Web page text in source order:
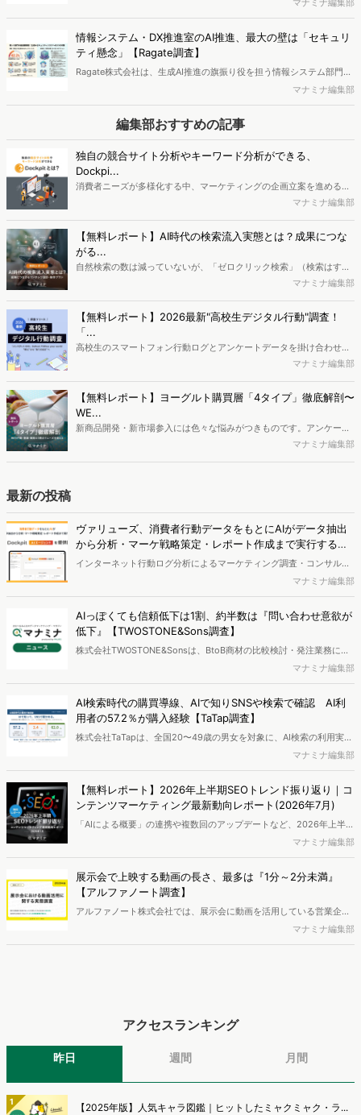
した。
マナミナ編集部
情報システム・DX推進室のAI推進、最大の壁は「セキュリ
ティ懸念」【Ragate調査】
Ragate株式会社は、生成AI推進の旗振り役を担う情報システム部門・
DX推進室所属の意思決定者を対象に「AI推進部門の課題実態調査」を
実施し、結果を公開しました。
マナミナ編集部
編集部おすすめの記事
独自の競合サイト分析やキーワード分析ができる、
Dockpi...
消費者ニーズが多様化する中、マーケティングの企画立案を進める上
で、競合分析や消費者分析の重要性がより高まっています。Web行動
データを活用し、Web上の消費者行動を起点とした競合サイト分析や
消費者分析が可能です。今回はDockpitならではの利便性の高い機能
や活用方法を解説します。
マナミナ編集部
【無料レポート】AI時代の検索流入実態とは？成果につな
がる...
自然検索の数は減っていないが、「ゼロクリック検索」（検索はする
がページには流入しない）の割合が増加しているのが、AI時代の検索
か、また、要因を理解した上で、成果に確実につながるコンテンツを
制作するにはどうするべきなのでしょうか。本レポートはこのような
疑問をお抱えのSEO・Webマーケティングご担当者様におすすめの内
容となっています。※本レポートは記事のフォームから無料でダウン
マナミナ編集部
【無料レポート】2026最新"高校生デジタル行動"調査！
「...
高校生のスマートフォン行動ログとアンケートデータを掛け合わせ、
最新の若年層（高校生）におけるデジタル行動実態やSNSの利用傾向
ち、スマートフォンを取り巻く環境が成熟するなか、新興SNSの台頭
により高校生のデジタルライフスタイルは新たな変化を見せていま
す。※資料は記事内の入力フォームより、ダウンロードいただけま
マナミナ編集部
【無料レポート】ヨーグルト購買層「4タイプ」徹底解剖〜
WE...
新商品開発・新市場参入には色々な悩みがつきものです。アンケート
調査を実施しても、購買実態が不透明、新商品の受容性も判断しきれ
ポートとなっています。※本レポートは記事のフォームから無料でダ
ウンロードできます。
マナミナ編集部
最新の投稿
ヴァリューズ、消費者行動データをもとにAIがデータ抽出
から分析・マーケ戦略策定・レポート作成まで実行する
「Dockpit AIエージェント」を提供開始
インターネット行動ログ分析によるマーケティング調査・コンサルテ
ィングサービスを提供する株式会社ヴァリューズは、国内最大規模
250万人のWeb行動ログデータを基盤としたマーケティングリサーチ
エンジン「Dockpit（ドックピット）」の新機能として、AIが市場分
析から仮説構築、レポート作成までを自律的にサポートする
「Dockpit AIエージェント」の提供を開始いたしました。
マナミナ編集部
AIっぽくても信頼低下は1割、約半数は『問い合わせ意欲が
低下』【TWOSTONE&Sons調査】
株式会社TWOSTONE&Sonsは、BtoB商材の比較検討・発注業務に携
わる担当者を対象に、コンテンツのAIっぽさに関する意識調査を実施
し、結果を公開しました。
マナミナ編集部
AI検索時代の購買導線、AIで知りSNSや検索で確認 AI利
用者の57.2％が購入経験【TaTap調査】
株式会社TaTapは、全国20〜49歳の男女を対象に、AI検索の利用実態
と、AIで知った商品をどこで確かめているかを調査し、結果を公開し
ました。
マナミナ編集部
【無料レポート】2026年上半期SEOトレンド振り返り｜コ
ンテンツマーケティング最新動向レポート(2026年7月)
「AIによる概要」の連携や複数回のアップデートなど、2026年上半期
のSEO領域には変化がありました。また生成AI利用は約1.6倍に伸長
し、最多のChatGPTを追う形でGeminiも15.1%へ拡大するなど、ユー
ザーの選択肢の多様化が進んでいます。WebマーケターやSEO担当者
必見の2026年上半期概要です。※本レポートは記事のフォームから無
料でDLできます。また、レポートをDLしていただいた方には特典も
ご用意しております。
マナミナ編集部
展示会で上映する動画の長さ、最多は『1分～2分未満』
【アルファノート調査】
アルファノート株式会社では、展示会に動画を活用している営業企
画・マーケティング担当者を対象に、展示会における動画活用の実態
調査を実施し、結果を公開しました。
マナミナ編集部
アクセスランキング
昨日 週間 月間
1 【2025年版】人気キャラ図鑑｜ヒットしたミャクミャク・ラ...